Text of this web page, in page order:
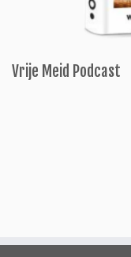
Vrije Meid Podcast